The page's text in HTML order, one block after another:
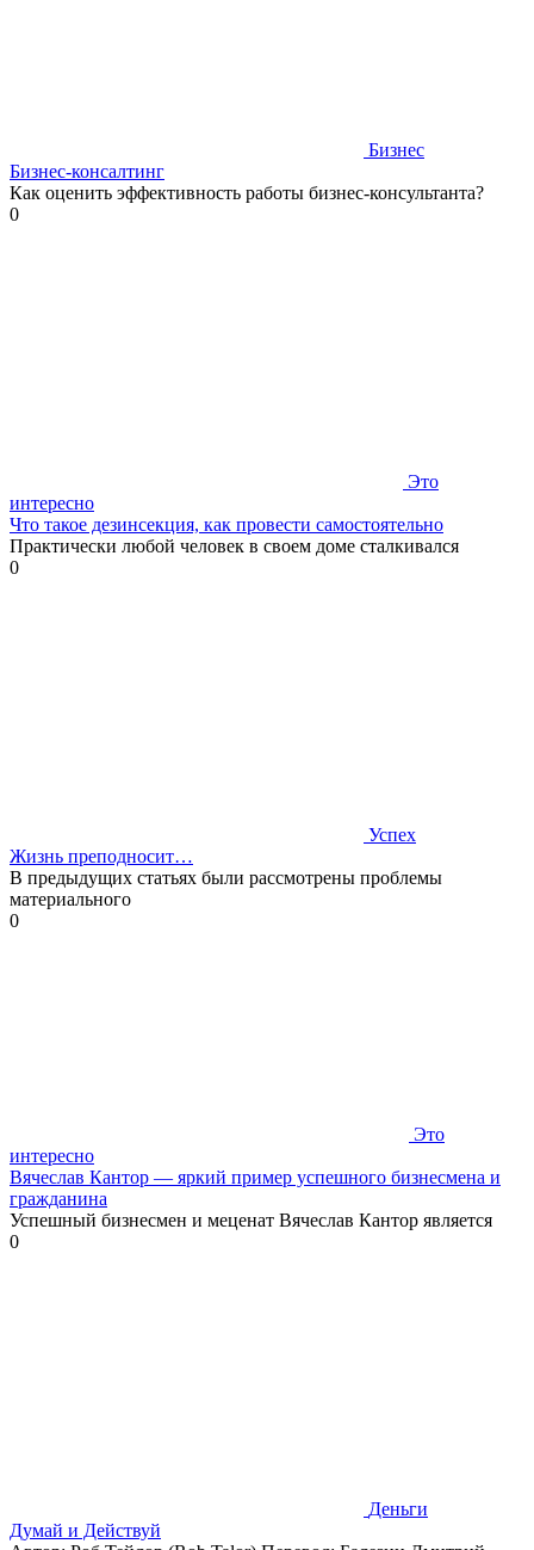
Бизнес
Бизнес-консалтинг
Как оценить эффективность работы бизнес-консультанта?
0
Это
интересно
Что такое дезинсекция, как провести самостоятельно
Практически любой человек в своем доме сталкивался
0
Успех
Жизнь преподносит…
В предыдущих статьях были рассмотрены проблемы
материального
0
Это
интересно
Вячеслав Кантор — яркий пример успешного бизнесмена и
гражданина
Успешный бизнесмен и меценат Вячеслав Кантор является
0
Деньги
Думай и Действуй